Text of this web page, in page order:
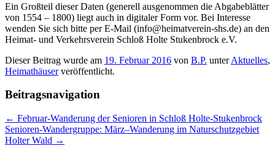
Ein Großteil dieser Daten (generell ausgenommen die Abgabeblätter
von 1554 – 1800) liegt auch in digitaler Form vor. Bei Interesse
wenden Sie sich bitte per E-Mail (info@heimatverein-shs.de) an den
Heimat- und Verkehrsverein Schloß Holte Stukenbrock e.V.
Dieser Beitrag wurde am 19. Februar 2016 von B.P. unterAktuelles,
Heimathäuserveröffentlicht.
Beitragsnavigation
← Februar-Wanderung der Senioren in Schloß Holte-Stukenbrock
Senioren-Wandergruppe: März–Wanderung im Naturschutzgebiet
Holter Wald →